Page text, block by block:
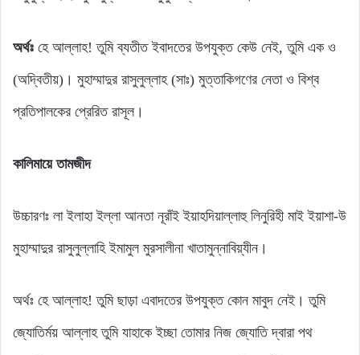
অর্থঃ হে আল্লাহ! তুমি ব্যতীত ইবাদতের উপযুক্ত কেউ নেই, তুমি এক ও
(অদ্বিতীয়)। মুহাম্মাদুর রাসুলুল্লাহ (সাঃ) মুত্তাকিগণের নেতা ও বিশ্ব
প্রতিপালকের প্রেরিত রাসূল।
কালিমায়ে তামজীদ
উচ্চারণঃ লা ইলাহা ইল্লা আনতা নূরাঁই ইয়াহদিয়াল্লাহু লিনুরিহী মাই ইয়াশা-উ
মুহাম্মাদুর রাসুলুল্লাহি ইমামুল মুরসালীনা খাতামুন্নাবিয়্যীন।
অর্থঃ হে আল্লাহ! তুমি ছাড়া এবাদতের উপযুক্ত কোন মাবুদ নেই। তুমি
জ্যোতির্ময় আল্লাহ তুমি যাহাকে ইচ্ছা তোমার নিজ জ্যোতি দ্বারা পথ